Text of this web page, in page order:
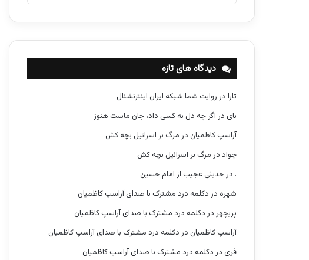
س
ه
دیدگاه های تازه
تارا در روایت شما شبکه ایران اینترنشنال
نای در اگر چه دل به کسی داد، جان ماست هنوز
آراسپ کاظمیان در مرگ بر اسرائیل بچه کش
جواد در مرگ بر اسرائیل بچه کش
. درحدیثی عجیب از امام حسین
شهره در دکلمه درد مشترک با صدای آراسپ کاظمیان
پریچهر در دکلمه درد مشترک با صدای آراسپ کاظمیان
آراسپ کاظمیان در دکلمه درد مشترک با صدای آراسپ کاظمیان
فری در دکلمه درد مشترک با صدای آراسپ کاظمیان